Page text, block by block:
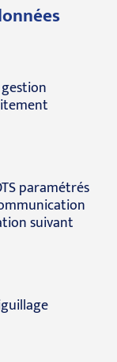
paramétrés
suivant